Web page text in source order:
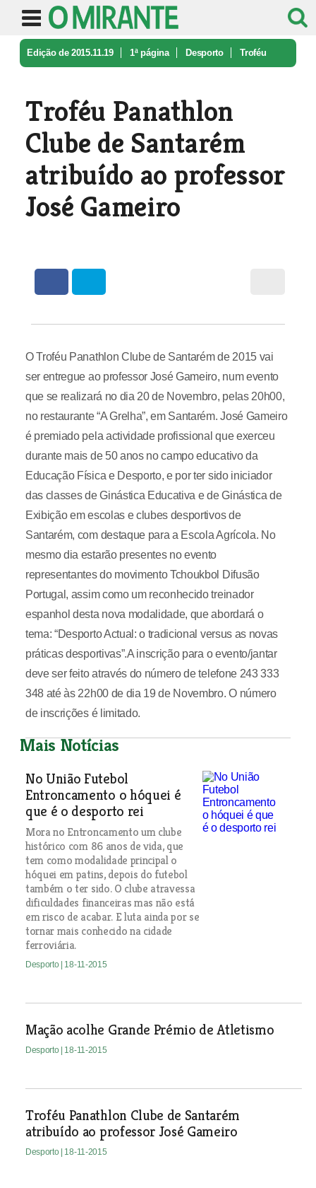
Edição de 2015.11.19 1ª página Desporto Troféu
Troféu Panathlon
Clube de Santarém
atribuído ao professor
José Gameiro
O Troféu Panathlon Clube de Santarém de 2015 vai
ser entregue ao professor José Gameiro, num evento
que se realizará no dia 20 de Novembro, pelas 20h00,
no restaurante “A Grelha”, em Santarém. José Gameiro
é premiado pela actividade profissional que exerceu
durante mais de 50 anos no campo educativo da
Educação Física e Desporto, e por ter sido iniciador
das classes de Ginástica Educativa e de Ginástica de
Exibição em escolas e clubes desportivos de
Santarém, com destaque para a Escola Agrícola. No
mesmo dia estarão presentes no evento
representantes do movimento Tchoukbol Difusão
Portugal, assim como um reconhecido treinador
espanhol desta nova modalidade, que abordará o
tema: “Desporto Actual: o tradicional versus as novas
práticas desportivas”.A inscrição para o evento/jantar
deve ser feito através do número de telefone 243 333
348 até às 22h00 de dia 19 de Novembro. O número
de inscrições é limitado.
Mais Notícias
No União Futebol
Entroncamento o hóquei é
que é o desporto rei
Mora no Entroncamento um clube
histórico com 86 anos de vida, que
tem como modalidade principal o
hóquei em patins, depois do futebol
também o ter sido. O clube atravessa
dificuldades financeiras mas não está
em risco de acabar. E luta ainda por se
tornar mais conhecido na cidade
ferroviária.
Desporto | 18-11-2015
Mação acolhe Grande Prémio de Atletismo
Desporto | 18-11-2015
Troféu Panathlon Clube de Santarém
atribuído ao professor José Gameiro
Desporto | 18-11-2015